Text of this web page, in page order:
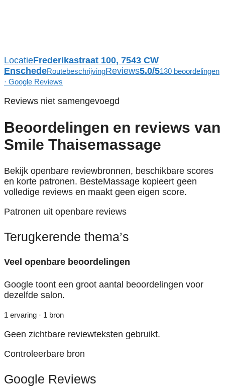
LocatieFrederikastraat 100, 7543 CW
EnschedeRoutebeschrijvingReviews5.0/5130 beoordelingen
· Google Reviews
Reviews niet samengevoegd
Beoordelingen en reviews van
Smile Thaisemassage
Bekijk openbare reviewbronnen, beschikbare scores
en korte patronen. BesteMassage kopieert geen
volledige reviews en maakt geen eigen score.
Patronen uit openbare reviews
Terugkerende thema’s
Veel openbare beoordelingen
Google toont een groot aantal beoordelingen voor
dezelfde salon.
1 ervaring · 1 bron
Geen zichtbare reviewteksten gebruikt.
Controleerbare bron
Google Reviews